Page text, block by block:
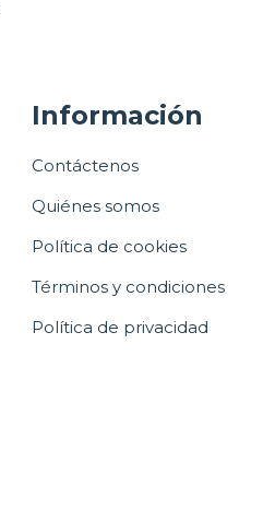
Información
Contáctenos
Quiénes somos
Política de cookies
Términos y condiciones
Política de privacidad